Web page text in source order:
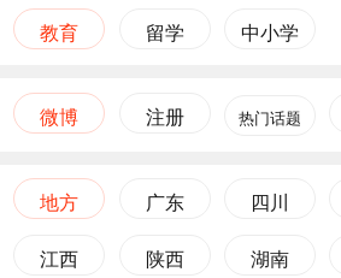
教育 留学 中小学
微博 注册 热门话题
地方 广东 四川
江西 陕西 湖南